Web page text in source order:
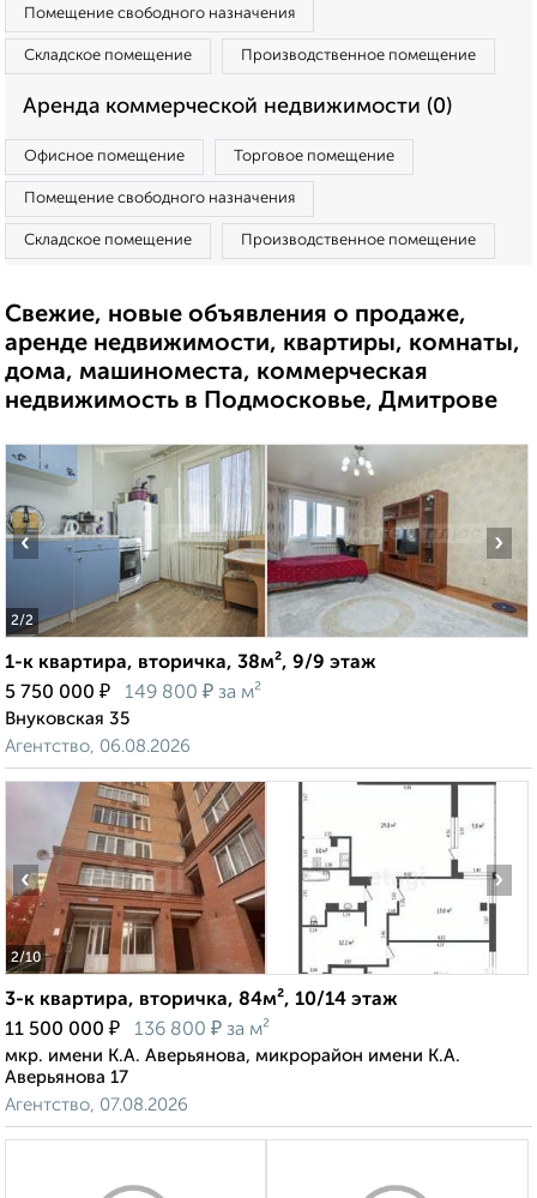
Помещение свободного назначения
Складское помещение Производственное помещение
Аренда коммерческой недвижимости (0)
Офисное помещение Торговое помещение
Помещение свободного назначения
Складское помещение Производственное помещение
Свежие, новые объявления о продаже,
аренде недвижимости, квартиры, комнаты,
дома, машиноместа, коммерческая
недвижимость в Подмосковье, Дмитрове
2/2
‹ ›
1-к квартира, вторичка, 38м², 9/9 этаж
5 750 000 ₽ 149 800 ₽ за м²
Внуковская 35
Агентство, 06.08.2026
2/10
‹ ›
3-к квартира, вторичка, 84м², 10/14 этаж
11 500 000 ₽ 136 800 ₽ за м²
мкр. имени К.А. Аверьянова, микрорайон имени К.А.
Аверьянова 17
Агентство, 07.08.2026